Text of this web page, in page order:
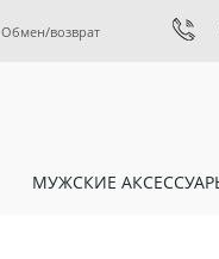
Обмен/возврат
МУЖСКИЕ